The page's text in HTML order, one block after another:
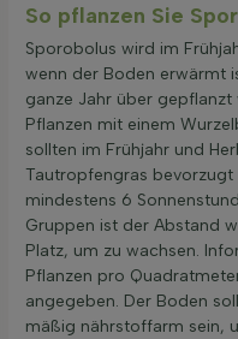
So pflanzen Sie
Sporobolus wird im
wenn der Boden erwärmt
ganze Jahr über
Pflanzen mit einem
sollten im Frühjahr und
Tautropfengras
mindestens 6
Gruppen ist der Abstand
Platz, um zu wachsen.
Pflanzen pro
angegeben. Der Boden
mäßig nährstoffarm sein,